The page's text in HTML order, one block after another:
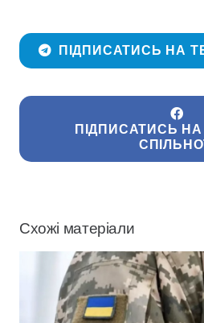
ПІДПИСАТИСЬ НА
ПІДПИСАТИСЬ НА
Схожі матеріали